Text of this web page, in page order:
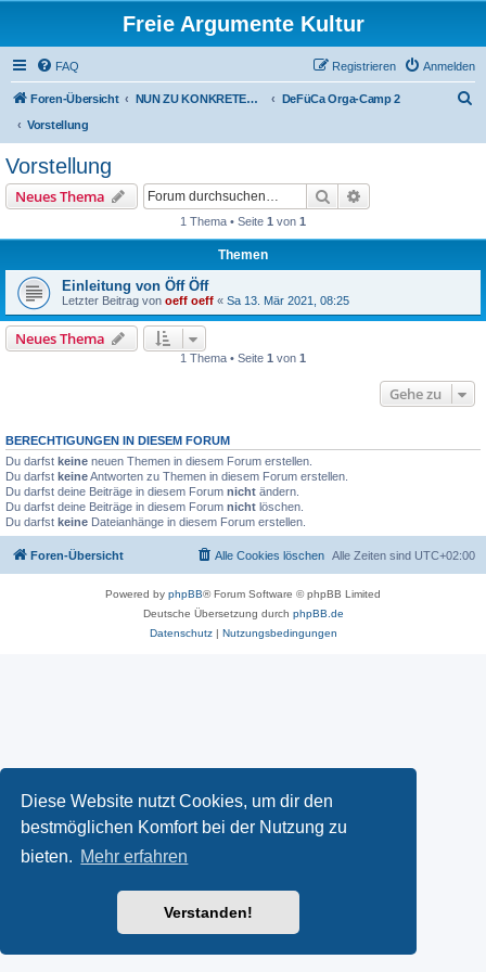
Diese Website nutzt Cookies, um dir den
bestmöglichen Komfort bei der Nutzung zu
bieten. Mehr erfahren
Verstanden!
Freie Argumente Kultur
FAQ Anmelden
Registrieren
Foren-Übersicht NUN ZU KONKRETEN AKTIONEN U PROJEKTEN, ALS WICHTIGSTES AUSSER-PARLAMENTARISCHE KOMMUNEN WIE DAS DeFüCa
DeFüCa Orga-Camp 2
Vorstellung
Vorstellung
Neues Thema Suche
1 Thema • Seite 1 von 1
Themen
Einleitung von Öff Öff
Letzter Beitrag von oeff oeff « Sa 13. Mär 2021, 08:25
Neues Thema
1 Thema • Seite 1 von 1
Gehe zu
BERECHTIGUNGEN IN DIESEM FORUM
Du darfst keine neuen Themen in diesem Forum erstellen.
Du darfst keineAntworten zu Themen in diesem Forum erstellen.
Du darfst deine Beiträge in diesem Forum nicht ändern.
Du darfst deine Beiträge in diesem Forum nicht löschen.
Du darfst keine Dateianhänge in diesem Forum erstellen.
Foren-Übersicht Alle Zeiten sind UTC+02:00
Alle Cookies löschen
Powered by phpBB® Forum Software © phpBB Limited
Deutsche Übersetzung durch phpBB.de
Datenschutz| Nutzungsbedingungen